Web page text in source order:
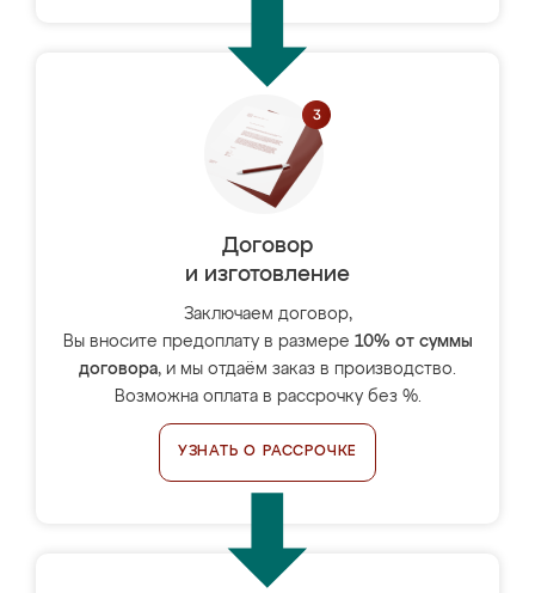
Договор
и изготовление
Заключаем договор,
Вы вносите предоплату в размере 10% от суммы
договора, и мы отдаём заказ в производство.
Возможна оплата в рассрочку без %.
УЗНАТЬ О РАССРОЧКЕ